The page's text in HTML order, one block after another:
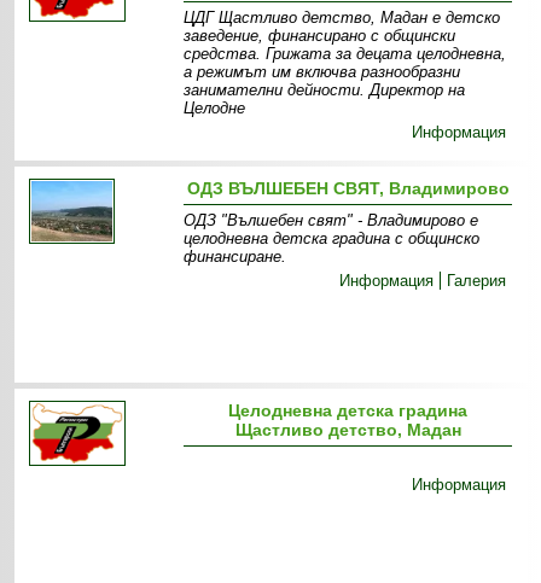
ЦДГ Щастливо детство, Мадан е детско
заведение, финансирано с общински
средства. Грижата за децата целодневна,
а режимът им включва разнообразни
занимателни дейности. Директор на
Целодне
Информация
ОДЗ ВЪЛШЕБЕН СВЯТ, Владимирово
ОДЗ "Вълшебен свят" - Владимирово е
целодневна детска градина с общинско
финансиране.
Информация
Галерия
Целодневна детска градина
Щастливо детство, Мадан
Информация